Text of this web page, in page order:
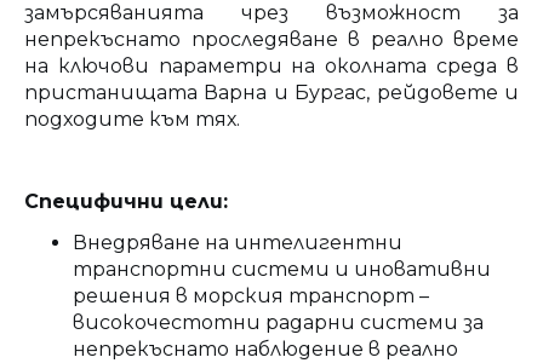
замърсяванията чрез възможност за
непрекъснато проследяване в реално време
на ключови параметри на околната среда в
пристанищата Варна и Бургас, рейдовете и
подходите към тях.
Специфични цели:
Внедряване на интелигентни
транспортни системи и иновативни
решения в морския транспорт –
високочестотни радарни системи за
непрекъснато наблюдение в реално